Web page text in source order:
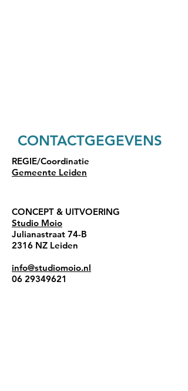
CONTACTGEGEVENS​
REGIE/Coordinatie
Gemeente Leiden
CONCEPT & UITVOERING
Studio Moio
Julianastraat 74-B
2316 NZ Leiden
info@studiomoio.nl
06 29349621